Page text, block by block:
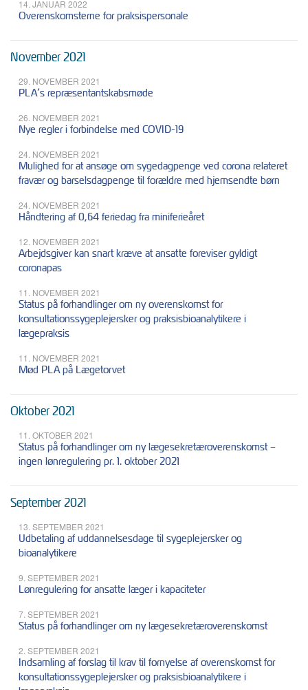
14. JANUAR 2022
Overenskomsterne for praksispersonale
November 2021
29. NOVEMBER 2021
PLA’s repræsentantskabsmøde
26. NOVEMBER 2021
Nye regler i forbindelse med COVID-19
24. NOVEMBER 2021
Mulighed for at ansøge om sygedagpenge ved corona relateret
fravær og barselsdagpenge til forældre med hjemsendte børn
24. NOVEMBER 2021
Håndtering af 0,64 feriedag fra miniferieåret
12. NOVEMBER 2021
Arbejdsgiver kan snart kræve at ansatte foreviser gyldigt
coronapas
11. NOVEMBER 2021
Status på forhandlinger om ny overenskomst for
konsultationssygeplejersker og praksisbioanalytikere i
lægepraksis
11. NOVEMBER 2021
Mød PLA på Lægetorvet
Oktober 2021
11. OKTOBER 2021
Status på forhandlinger om ny lægesekretæroverenskomst –
ingen lønregulering pr. 1. oktober 2021
September 2021
13. SEPTEMBER 2021
Udbetaling af uddannelsesdage til sygeplejersker og
bioanalytikere
9. SEPTEMBER 2021
Lønregulering for ansatte læger i kapaciteter
7. SEPTEMBER 2021
Status på forhandlinger om ny lægesekretæroverenskomst
2. SEPTEMBER 2021
Indsamling af forslag til krav til fornyelse af overenskomst for
konsultationssygeplejersker og praksisbioanalytikere i